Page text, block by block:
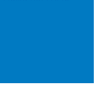
ของบริษัทใน
ชีวิต พนักงาน
งอื่นใด โดยให้
ความยินยอมของ